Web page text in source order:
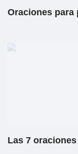
Oraciones para
Las 7